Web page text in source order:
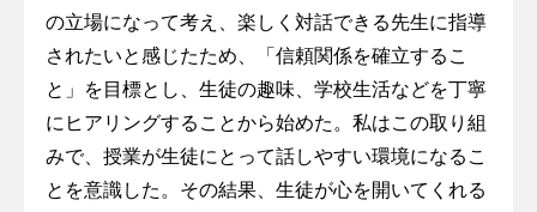
の立場になって考え、楽しく対話できる先生に指導
されたいと感じたため、「信頼関係を確立するこ
と」を目標とし、生徒の趣味、学校生活などを丁寧
にヒアリングすることから始めた。私はこの取り組
みで、授業が生徒にとって話しやすい環境になるこ
とを意識した。その結果、生徒が心を開いてくれる